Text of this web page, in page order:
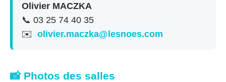
Olivier MACZKA
📞 03 25 74 40 35
✉️ olivier.maczka@lesnoes.com
📸 Photos des salles